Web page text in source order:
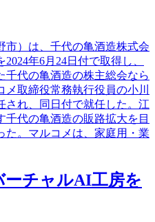
市）は、千代の亀酒造株式会
年6月24日付で取得し、
千代の亀酒造の株主総会なら
取締役常務執行役員の小川
され、同日付で就任した。江
千代の亀酒造の販路拡大を目
た。マルコメは、家庭用・業
チャルAI工房を